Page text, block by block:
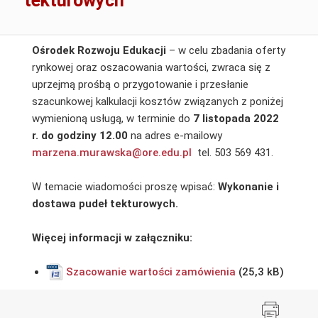
Ośrodek Rozwoju Edukacji – w celu zbadania oferty
rynkowej oraz oszacowania wartości, zwraca się z
uprzejmą prośbą o przygotowanie i przesłanie
szacunkowej kalkulacji kosztów związanych z poniżej
wymienioną usługą, w terminie do 7 listopada 2022
r. do godziny 12.00 na adres e-mailowy
marzena.murawska@ore.edu.pl tel. 503 569 431.
W temacie wiadomości proszę wpisać: Wykonanie i
dostawa pudeł tekturowych.
Więcej informacji w załączniku:
Szacowanie wartości zamówienia